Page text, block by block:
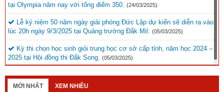
tại Olympia năm nay với tổng điểm 350.
(24/03/2025)
Lễ kỷ niệm 50 năm ngày giải phóng Đức Lập dự kiến sẽ diễn ra vào
lúc 20h ngày 9/3/2025 tại Quảng trường Đắk Mil.
(05/03/2025)
Kỳ thi chọn học sinh giỏi trung học cơ sở cấp tỉnh, năm học 2024 –
2025 tại Hội đồng thi Đắk Song.
(05/03/2025)
MỚI NHẤT XEM NHIỀU